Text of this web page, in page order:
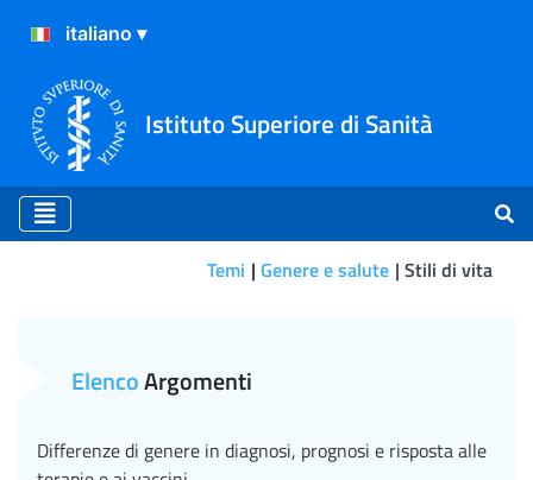
Istituto Superiore di Sanità
Temi Genere e salute Stili di vita
ElencoArgomenti
Differenze di genere in diagnosi, prognosi e risposta alle